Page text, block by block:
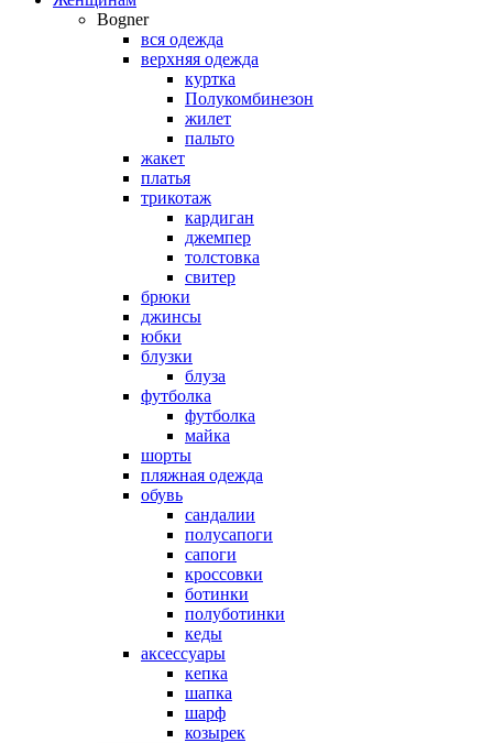
Bogner
вся одежда
верхняя одежда
куртка
Полукомбинезон
жилет
пальто
жакет
платья
трикотаж
кардиган
джемпер
толстовка
свитер
брюки
джинсы
юбки
блузки
блуза
футболка
футболка
майка
шорты
пляжная одежда
oбувь
сандалии
полусапоги
сапоги
кроссовки
ботинки
полуботинки
кеды
аксессуары
кепка
шапка
шарф
козырек